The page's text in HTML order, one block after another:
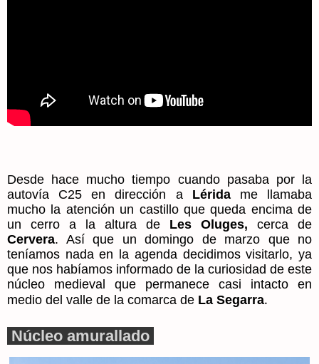
Desde hace mucho tiempo cuando pasaba por la
autovía C25 en dirección a Léridame llamaba
mucho la atención un castillo que queda encima de
un cerro a la altura de Les Oluges, cerca de
Cervera. Así que un domingo de marzo que no
teníamos nada en la agenda decidimos visitarlo, ya
que nos habíamos informado de la curiosidad de este
núcleo medieval que permanece casi intacto en
medio del valle de la comarca de La Segarra.
Núcleo amurallado